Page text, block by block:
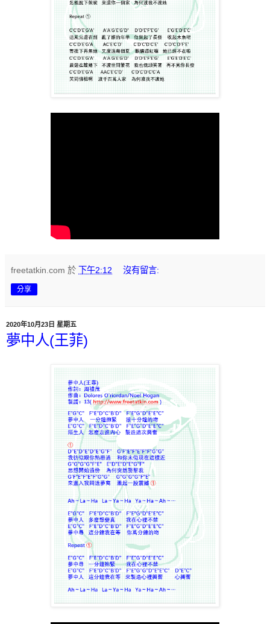
freetatkin.com 於 下午2:12 沒有留言:
分享
2020年10月23日 星期五
夢中人(王菲)